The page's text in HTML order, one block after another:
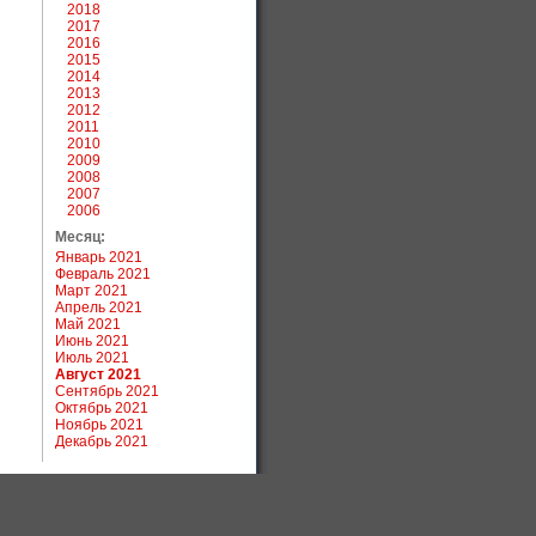
2018
2017
2016
2015
2014
2013
2012
2011
2010
2009
2008
2007
2006
Месяц:
Январь 2021
Февраль 2021
Март 2021
Апрель 2021
Май 2021
Июнь 2021
Июль 2021
Август 2021
Сентябрь 2021
Октябрь 2021
Ноябрь 2021
Декабрь 2021